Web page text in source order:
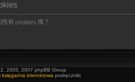
有 cookies 嗎？
2005, 2007 phpBB Group
księgarnia internetowa podręczniki